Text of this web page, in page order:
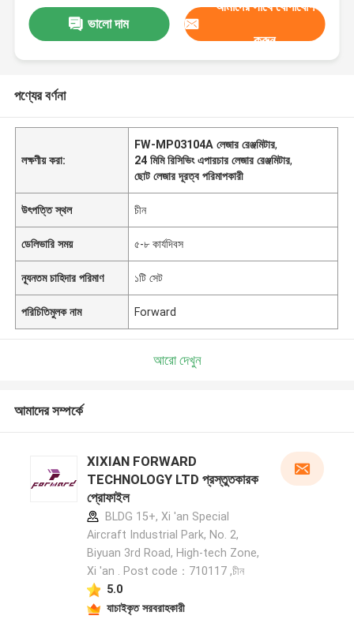
ভালো দাম
আমাদের সাথে যোগাযোগ
করুন
পণ্যের বর্ণনা
লক্ষণীয় করা:
FW-MP03104A লেজার রেঞ্জমিটার,
24 মিমি রিসিভিং এপারচার লেজার রেঞ্জমিটার,
ছোট লেজার দূরত্ব পরিমাপকারী
উৎপত্তি স্থল চীন
ডেলিভারি সময় ৫-৮ কার্যদিবস
ন্যূনতম চাহিদার পরিমাণ ১টি সেট
পরিচিতিমুলক নাম Forward
আরো দেখুন
আমাদের সম্পর্কে
XIXIAN FORWARD
TECHNOLOGY LTD প্রস্তুতকারক
প্রোফাইল
BLDG 15+, Xi 'an Special
Aircraft Industrial Park, No. 2,
Biyuan 3rd Road, High-tech Zone,
Xi 'an . Post code：710117 ,চীন
5.0
যাচাইকৃত সরবরাহকারী